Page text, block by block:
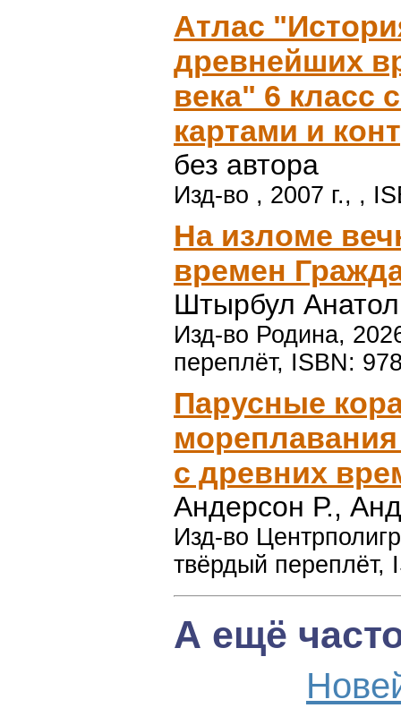
Атлас
древнейших
века" 6 класс
картами и
без автора
Изд-во , 2007 г., ,
На изломе
времен
Штырбул
Изд-во Родина,
переплёт, ISBN:
Парусные
с древних
Андерсон Р.,
Изд-во
твёрдый переплёт,
А ещё